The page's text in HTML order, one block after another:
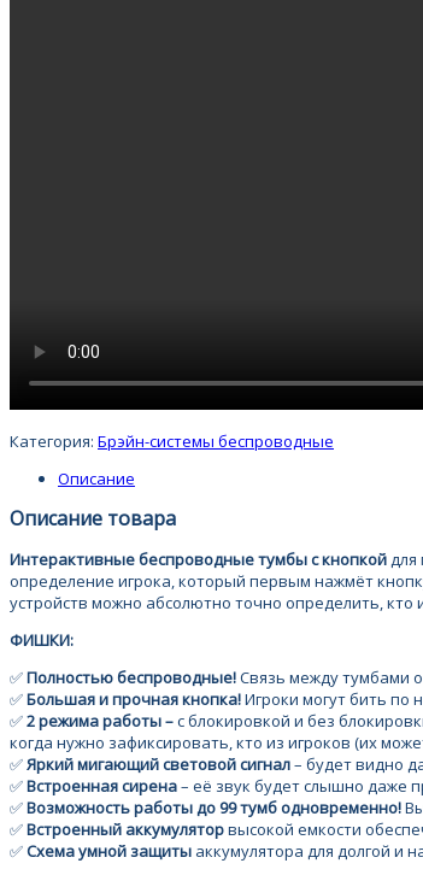
Категория: Брэйн-системы беспроводные
Описание
Описание товара
Интерактивные беспроводные тумбы с кнопкойдля
определение игрока, который первым нажмёт
устройств можно абсолютно точно определить, кто
ФИШКИ:
✅Полностью беспроводные!Связь между тумбами
✅Большая и прочная кнопка!Игроки могут бить по
✅2 режима работы –с блокировкой и без
когда нужно зафиксировать, кто из игроков (их
✅Яркий мигающий световой сигнал– будет видно
✅Встроенная сирена– её звук будет слышно даже
✅Возможность работы до 99 тумб одновременно!
✅Встроенный аккумуляторвысокой емкости
✅Схема умной защиты аккумулятора для долгой и